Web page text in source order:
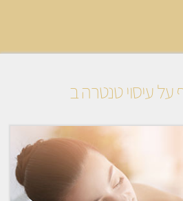
על עיסוי טנטרה ב